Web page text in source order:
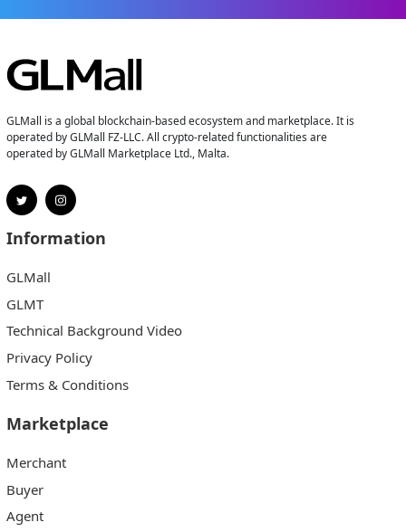
GLMall is a global blockchain-based ecosystem and marketplace. It is
operated by GLMall FZ-LLC. All crypto-related functionalities are
operated by GLMall Marketplace Ltd., Malta.
Information
GLMall
GLMT
Technical Background Video
Privacy Policy
Terms & Conditions
Marketplace
Merchant
Buyer
Agent